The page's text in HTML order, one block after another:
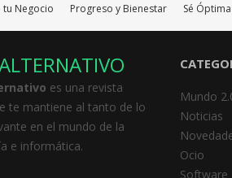
Negocio Progreso y Bienestar Sé Óptima
es una revista
te mantiene al tanto de lo
en el mundo de la
e informática.
Mundo
Noticias
Ocio
Software